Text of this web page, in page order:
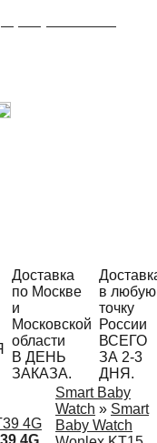
Доставка
по Москве
и
Московской
области
В ДЕНЬ
ЗАКАЗА.
в любую
точку
России
ВСЕГО
ЗА 2-3
ДНЯ.
4G
Smart Baby
Watch » Smart
Baby Watch